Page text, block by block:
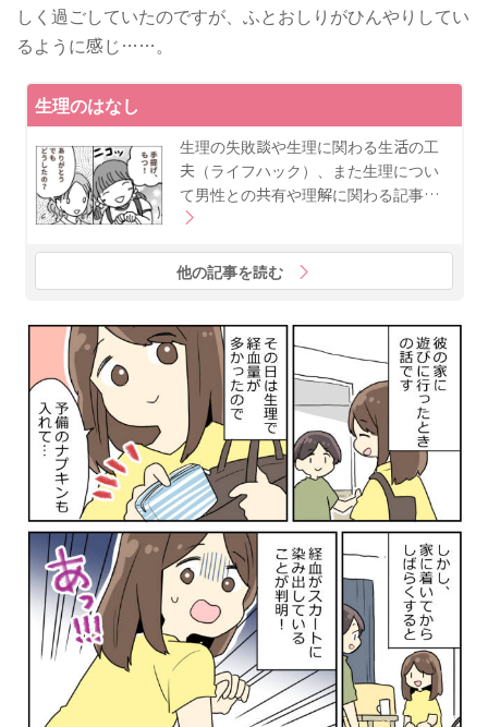
しく過ごしていたのですが、ふとおしりがひんやりしてい
るように感じ……。
生理のはなし
生理の失敗談や生理に関わる生活の工
夫（ライフハック）、また生理につい
て男性との共有や理解に関わる記事…
他の記事を読む